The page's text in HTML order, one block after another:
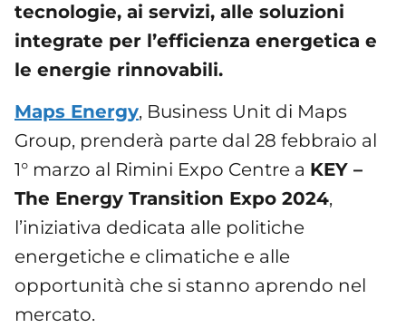
tecnologie, ai servizi, alle soluzioni
integrate per l’efficienza energetica e
le energie rinnovabili.
Maps Energy, Business Unit di Maps
Group, prenderà parte dal 28 febbraio al
1° marzo al Rimini Expo Centre a KEY –
The Energy Transition Expo 2024,
l’iniziativa dedicata alle politiche
energetiche e climatiche e alle
opportunità che si stanno aprendo nel
mercato.